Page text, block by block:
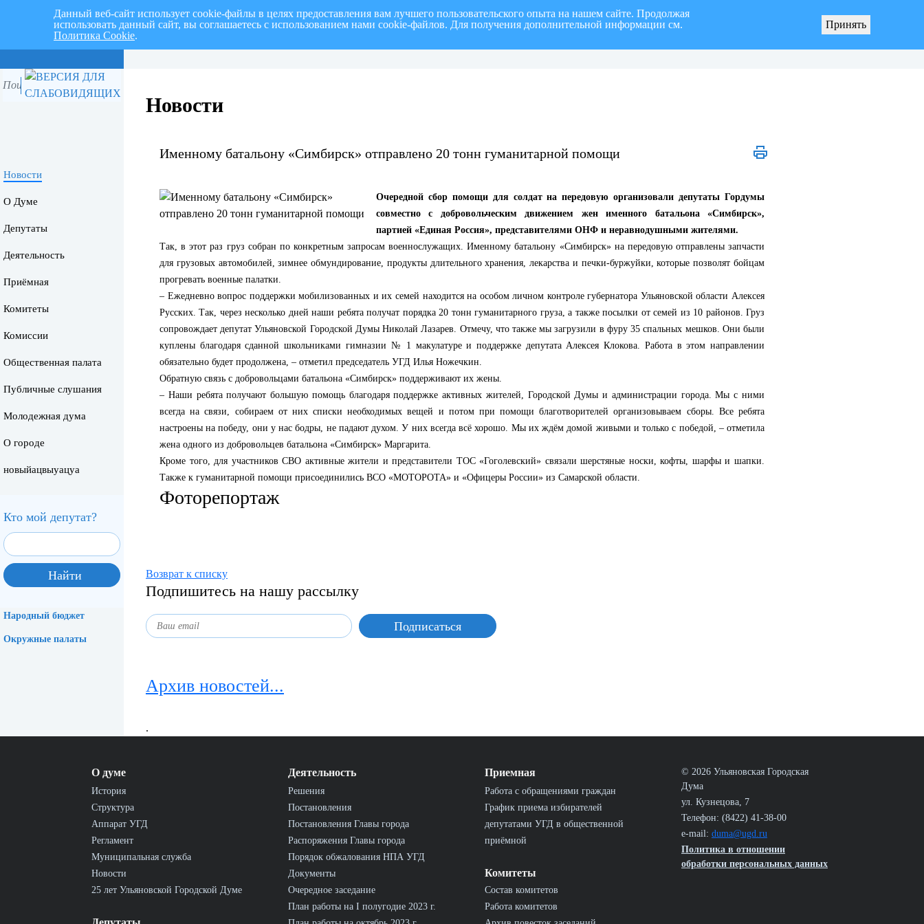
О мерах по реализации инициативных
Новости
О Думе
Депутаты
Деятельность
Приёмная
Комитеты
Комиссии
Общественная палата
Публичные слушания
Молодежная дума
О городе
новыйацвыуацуа
Кто мой депутат?
Народный бюджет
Окружные палаты
Новости
Именному батальону «Симбирск» отправлено 20 тонн гуманитарной помощи
Очередной сбор помощи для солдат на передовую организовали депутаты Гордумы
совместно с добровольческим движением жен именного батальона «Симбирск»,
партией «Единая Россия», представителями ОНФ и неравнодушными жителями.
Так, в этот раз груз собран по конкретным запросам военнослужащих. Именному батальону «Симбирск» на передовую отправлены запчасти
для грузовых автомобилей, зимнее обмундирование, продукты длительного хранения, лекарства и печки-буржуйки, которые позволят бойцам
прогревать военные палатки.
– Ежедневно вопрос поддержки мобилизованных и их семей находится на особом личном контроле губернатора Ульяновской области Алексея
Русских. Так, через несколько дней наши ребята получат порядка 20 тонн гуманитарного груза, а также посылки от семей из 10 районов. Груз
сопровождает депутат Ульяновской Городской Думы Николай Лазарев. Отмечу, что также мы загрузили в фуру 35 спальных мешков. Они были
куплены благодаря сданной школьниками гимназии № 1 макулатуре и поддержке депутата Алексея Клокова. Работа в этом направлении
обязательно будет продолжена, – отметил председатель УГД Илья Ножечкин.
Обратную связь с добровольцами батальона «Симбирск» поддерживают их жены.
– Наши ребята получают большую помощь благодаря поддержке активных жителей, Городской Думы и администрации города. Мы с ними
всегда на связи, собираем от них списки необходимых вещей и потом при помощи благотворителей организовываем сборы. Все ребята
настроены на победу, они у нас бодры, не падают духом. У них всегда всё хорошо. Мы их ждём домой живыми и только с победой, – отметила
жена одного из добровольцев батальона «Симбирск» Маргарита.
Кроме того, для участников СВО активные жители и представители ТОС «Гоголевский» связали шерстяные носки, кофты, шарфы и шапки.
Также к гуманитарной помощи присоединились ВСО «МОТОРОТА» и «Офицеры России» из Самарской области.
Фоторепортаж
Возврат к списку
Подпишитесь на нашу рассылку
Архив новостей...
.
О думе
История
Структура
Аппарат УГД
Регламент
Муниципальная служба
Новости
25 лет Ульяновской Городской Думе
Деятельность
Решения
Постановления
Постановления Главы города
Распоряжения Главы города
Порядок обжалования НПА УГД
Документы
Очередное заседание
План работы на I полугодие 2023 г.
Приемная
Работа с обращениями граждан
График приема избирателей
депутатами УГД в общественной
приёмной
Комитеты
Состав комитетов
Работа комитетов
© 2026 Ульяновская Городская
Дума
ул. Кузнецова, 7
Телефон: (8422) 41-38-00
e-mail: duma@ugd.ru
Политика в отношении
обработки персональных данных
Данный веб-сайт использует cookie-файлы в целях предоставления вам лучшего пользовательского опыта на нашем сайте. Продолжая
использовать данный сайт, вы соглашаетесь с использованием нами cookie-файлов. Для получения дополнительной информации см.
Политика Cookie.
Принять